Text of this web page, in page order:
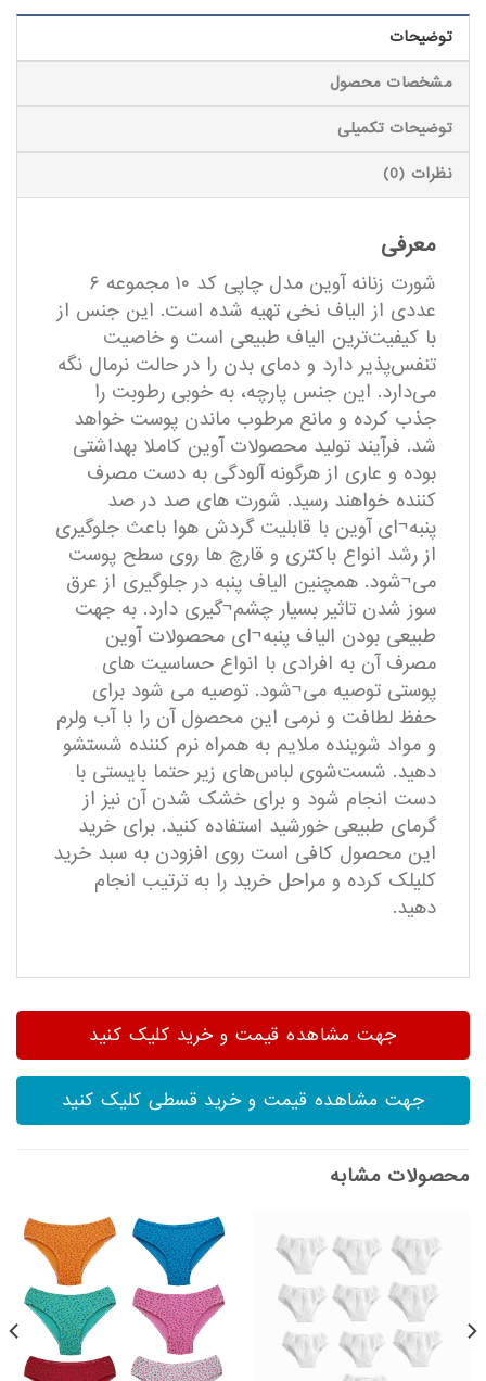
توضیحات
مشخصات محصول
توضیحات تکمیلی
نظرات (0)
معرفی
شورت زنانه آوین مدل چاپی کد ۱۰ مجموعه ۶
عددی از الیاف نخی تهیه شده است. این جنس از
با کیفیت‌ترین الیاف طبیعی است و خاصیت
تنفس‌پذیر دارد و دمای بدن را در حالت نرمال نگه
می‌دارد. این جنس پارچه، به خوبی رطوبت را
جذب کرده و مانع مرطوب ماندن پوست خواهد
شد. فرآیند تولید محصولات آوین کاملا بهداشتی
بوده و عاری از هرگونه آلودگی به دست مصرف
کننده خواهند رسید. شورت های صد در صد
پنبه¬ای آوین با قابلیت گردش هوا باعث جلوگیری
از رشد انواع باکتری و قارچ ها روی سطح پوست
می¬شود. همچنین الیاف پنبه در جلوگیری از عرق
سوز شدن تاثیر بسیار چشم¬گیری دارد. به جهت
طبیعی بودن الیاف پنبه¬ای محصولات آوین
مصرف آن به افرادی با انواع حساسیت های
پوستی توصیه می¬شود. توصیه می شود برای
حفظ لطافت و نرمی این محصول آن را با آب ولرم
و مواد شوینده ملایم به همراه نرم کننده شستشو
دهید. شست‌شوی لباس‌های زیر حتما بایستی با
دست انجام شود و برای خشک شدن آن نیز از
گرمای طبیعی خورشید استفاده کنید. برای خرید
این محصول کافی است روی افزودن به سبد خرید
کلیلک کرده و مراحل خرید را به ترتیب انجام
دهید.
جهت مشاهده قیمت و خرید کلیک کنید
جهت مشاهده قیمت و خرید قسطی کلیک کنید
محصولات مشابه